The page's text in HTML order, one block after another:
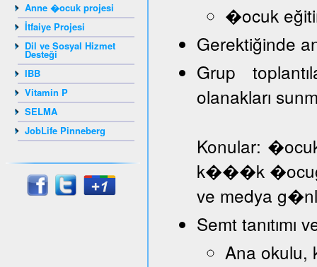
Anne �ocuk projesi
İtfaiye Projesi
Dil ve Sosyal Hizmet
Desteği
IBB
Vitamin P
SELMA
JobLife Pinneberg
�ocuk
Gerektiğinde
Grup
olanakları
Konular:
k���k
ve medya
Semt
Ana okulu,